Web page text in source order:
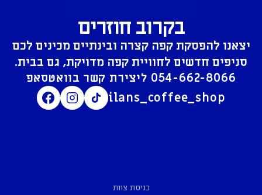
בקרוב חוזרים
יצאנו להפסקת קפה קצרה ובינתיים מכינים לכם
סניפים חדשים לחוויית קפה מדויקת, גם בבית.
054-662-8066
ilans_coffee_shop
כניסת צוות